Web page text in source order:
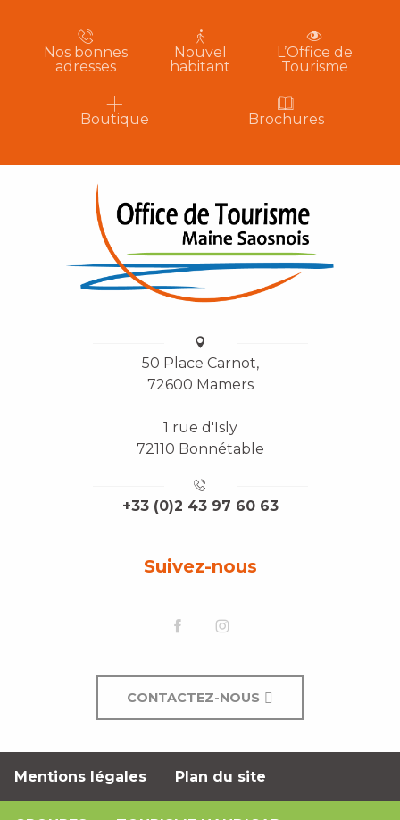
Nos bonnes
adresses
Nouvel
habitant
L’Office de
Tourisme
Boutique Brochures
50 Place Carnot,
72600 Mamers
1 rue d'Isly
72110 Bonnétable
+33 (0)2 43 97 60 63
Suivez-nous
CONTACTEZ-NOUS
Mentions légales Plan du site